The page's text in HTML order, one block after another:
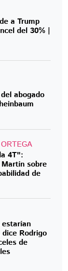
a Trump
del 30% |
abogado
4T":
sobre
de
Rodrigo
de